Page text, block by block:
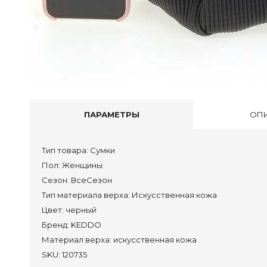
ПАРАМЕТРЫ
Тип товара: Сумки
Пол: Женщины
Сезон: ВсеСезон
Тип материала верха: Искусственная кожа
Цвет: черный
Бренд: KEDDO
Материал верха: искусственная кожа
SKU: 120735